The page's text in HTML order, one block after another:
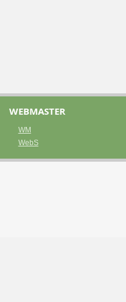
WEBMASTER
WM
WebS